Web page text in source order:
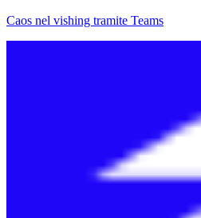
Caos nel vishing tramite Teams